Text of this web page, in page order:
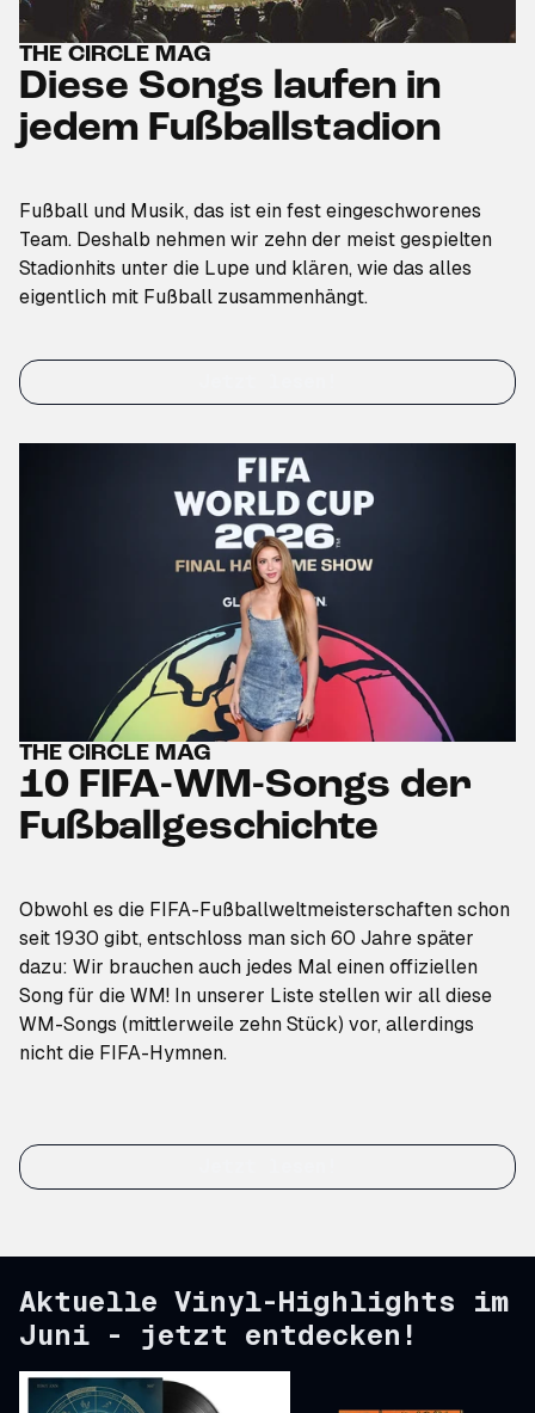
THE CIRCLE MAG
Diese Songs laufen in
jedem Fußballstadion
Fußball und Musik, das ist ein fest eingeschworenes
Team. Deshalb nehmen wir zehn der meist gespielten
Stadionhits unter die Lupe und klären, wie das alles
eigentlich mit Fußball zusammenhängt.
THE CIRCLE MAG
10 FIFA-WM-Songs der
Fußballgeschichte
Obwohl es die FIFA-Fußballweltmeisterschaften schon
seit 1930 gibt, entschloss man sich 60 Jahre später
dazu: Wir brauchen auch jedes Mal einen offiziellen
Song für die WM! In unserer Liste stellen wir all diese
WM-Songs (mittlerweile zehn Stück) vor, allerdings
nicht die FIFA-Hymnen.
Aktuelle Vinyl-Highlights im
Juni - jetzt entdecken!